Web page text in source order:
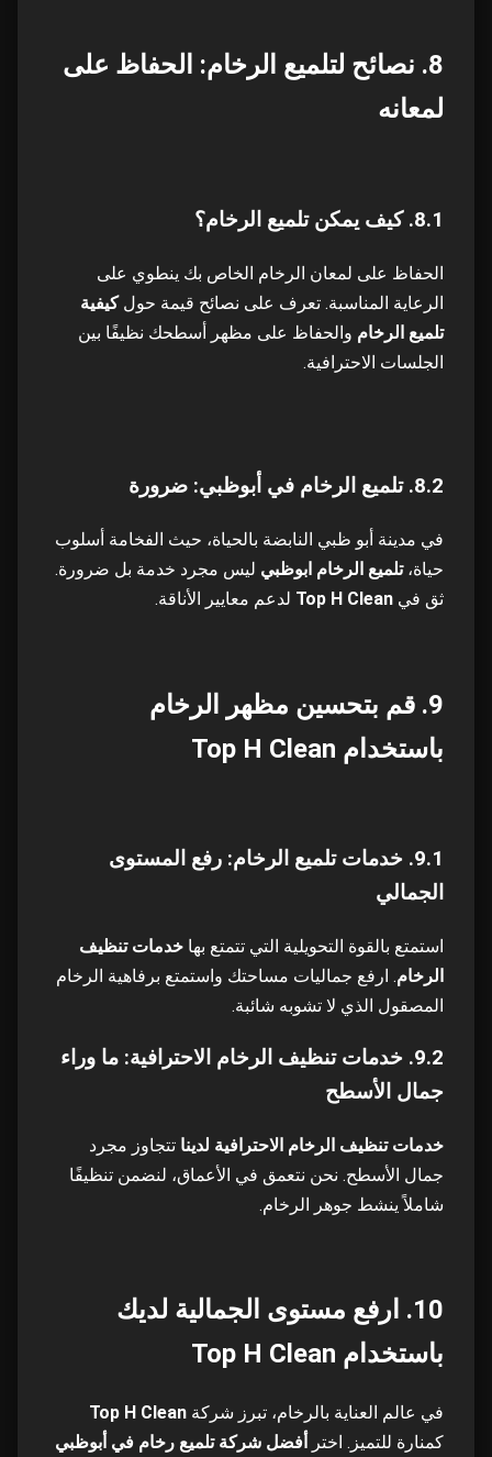
8. نصائح لتلميع الرخام: الحفاظ على
لمعانه
8.1. كيف يمكن تلميع الرخام؟
الحفاظ على لمعان الرخام الخاص بك ينطوي على
الرعاية المناسبة. تعرف على نصائح قيمة حولكيفية
تلميع الرخام والحفاظ على مظهر أسطحك نظيفًا بين
الجلسات الاحترافية.
8.2. تلميع الرخام في أبوظبي: ضرورة
في مدينة أبو ظبي النابضة بالحياة، حيث الفخامة أسلوب
حياة،تلميع الرخام ابوظبي ليس مجرد خدمة بل ضرورة.
ثق في Top H Clean لدعم معايير الأناقة.
9. قم بتحسين مظهر الرخام
باستخدام Top H Clean
9.1. خدمات تلميع الرخام: رفع المستوى
الجمالي
استمتع بالقوة التحويلية التي تتمتع بها خدمات تنظيف
الرخام. ارفع جماليات مساحتك واستمتع برفاهية الرخام
المصقول الذي لا تشوبه شائبة.
9.2. خدمات تنظيف الرخام الاحترافية: ما وراء
جمال الأسطح
خدمات تنظيف الرخام الاحترافية لدينا تتجاوز مجرد
جمال الأسطح. نحن نتعمق في الأعماق، لنضمن تنظيفًا
شاملاً ينشط جوهر الرخام.
10. ارفع مستوى الجمالية لديك
باستخدام Top H Clean
في عالم العناية بالرخام، تبرز شركة Top H Clean
كمنارة للتميز. اختر
أفضل شركة تلميع رخام في أبوظبي